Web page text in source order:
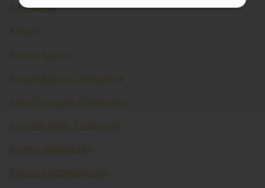
Активлар
Акция
Акция курси
Акциядорлик жамияти
Амортизация (эскириш)
Асосий фоиз ставкаси
Аутентификация
Аҳоли даромадлари